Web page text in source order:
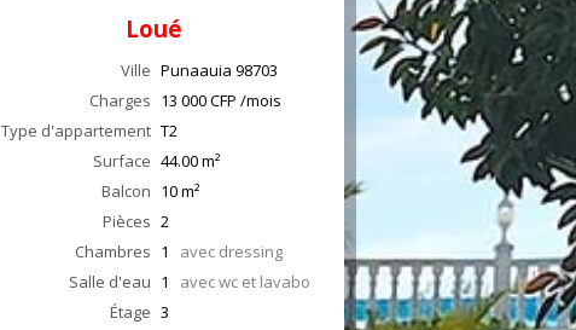
Loué
Ville Punaauia 98703
Charges 13 000 CFP /mois
Type d'appartement T2
Surface 44.00m²
Balcon 10m²
Pièces 2
Chambres 1 avec dressing
Salle d'eau 1 avec wc et lavabo
Étage 3